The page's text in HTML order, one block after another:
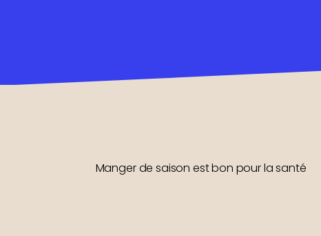
Manger de saison est bon pour la santé